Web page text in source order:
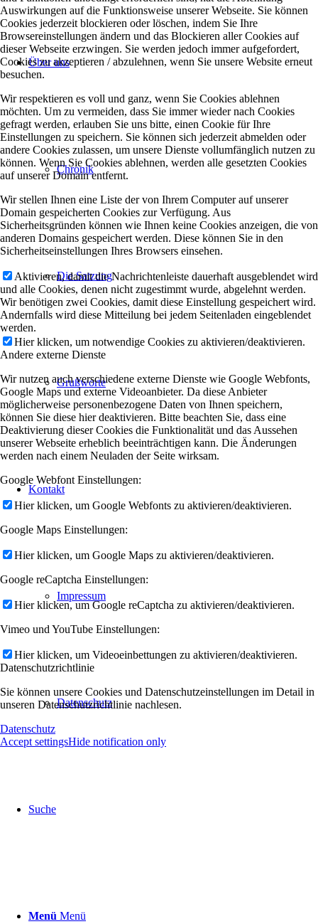
Über uns
Chronik
Die Satzung
Grußworte
Kontakt
Impressum
Datenschutz
Suche
Menü Menü
Auswirkungen auf die Funktionsweise unserer Webseite. Sie können
Cookies jederzeit blockieren oder löschen, indem Sie Ihre
Browsereinstellungen ändern und das Blockieren aller Cookies auf
dieser Webseite erzwingen. Sie werden jedoch immer aufgefordert,
Cookies zu akzeptieren / abzulehnen, wenn Sie unsere Website erneut
besuchen.
Wir respektieren es voll und ganz, wenn Sie Cookies ablehnen
möchten. Um zu vermeiden, dass Sie immer wieder nach Cookies
gefragt werden, erlauben Sie uns bitte, einen Cookie für Ihre
Einstellungen zu speichern. Sie können sich jederzeit abmelden oder
andere Cookies zulassen, um unsere Dienste vollumfänglich nutzen zu
können. Wenn Sie Cookies ablehnen, werden alle gesetzten Cookies
auf unserer Domain entfernt.
Wir stellen Ihnen eine Liste der von Ihrem Computer auf unserer
Domain gespeicherten Cookies zur Verfügung. Aus
Sicherheitsgründen können wie Ihnen keine Cookies anzeigen, die von
anderen Domains gespeichert werden. Diese können Sie in den
Sicherheitseinstellungen Ihres Browsers einsehen.
Aktivieren, damit die Nachrichtenleiste dauerhaft ausgeblendet wird
und alle Cookies, denen nicht zugestimmt wurde, abgelehnt werden.
Wir benötigen zwei Cookies, damit diese Einstellung gespeichert wird.
Andernfalls wird diese Mitteilung bei jedem Seitenladen eingeblendet
werden.
Hier klicken, um notwendige Cookies zu aktivieren/deaktivieren.
Andere externe Dienste
Wir nutzen auch verschiedene externe Dienste wie Google Webfonts,
Google Maps und externe Videoanbieter. Da diese Anbieter
möglicherweise personenbezogene Daten von Ihnen speichern,
können Sie diese hier deaktivieren. Bitte beachten Sie, dass eine
Deaktivierung dieser Cookies die Funktionalität und das Aussehen
unserer Webseite erheblich beeinträchtigen kann. Die Änderungen
werden nach einem Neuladen der Seite wirksam.
Google Webfont Einstellungen:
Hier klicken, um Google Webfonts zu aktivieren/deaktivieren.
Google Maps Einstellungen:
Hier klicken, um Google Maps zu aktivieren/deaktivieren.
Google reCaptcha Einstellungen:
Hier klicken, um Google reCaptcha zu aktivieren/deaktivieren.
Vimeo und YouTube Einstellungen:
Hier klicken, um Videoeinbettungen zu aktivieren/deaktivieren.
Datenschutzrichtlinie
Sie können unsere Cookies und Datenschutzeinstellungen im Detail in
unseren Datenschutzrichtlinie nachlesen.
Datenschutz
Accept settingsHide notification only